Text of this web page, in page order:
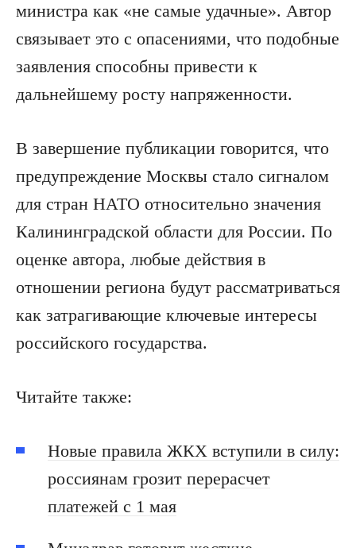
министра как «не самые удачные». Автор
связывает это с опасениями, что подобные
заявления способны привести к
дальнейшему росту напряженности.
В завершение публикации говорится, что
предупреждение Москвы стало сигналом
для стран НАТО относительно значения
Калининградской области для России. По
оценке автора, любые действия в
отношении региона будут рассматриваться
как затрагивающие ключевые интересы
российского государства.
Читайте также:
Новые правила ЖКХ вступили в силу:
россиянам грозит перерасчет
платежей с 1 мая